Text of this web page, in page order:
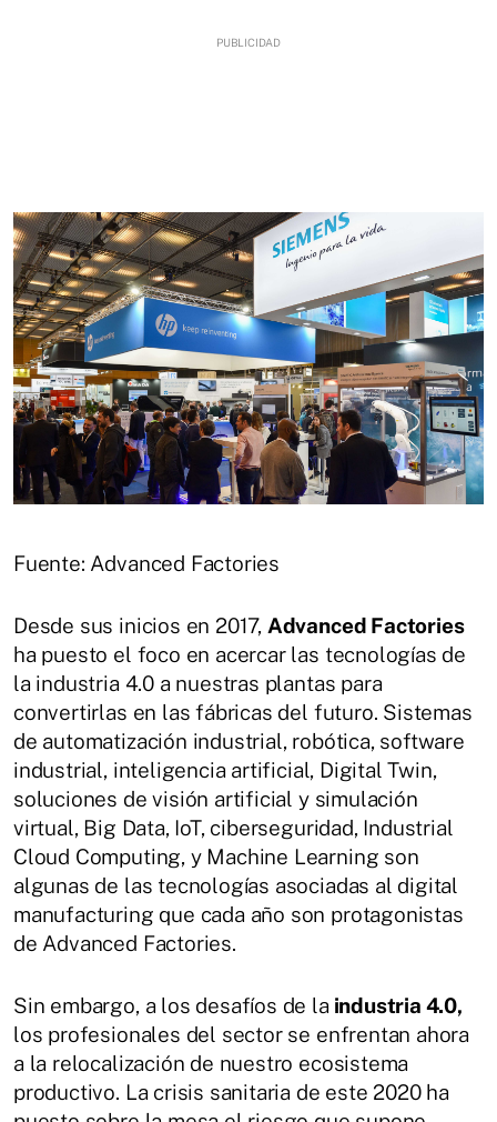
Fuente: Advanced Factories
Desde sus inicios en 2017, Advanced Factories
ha puesto el foco en acercar las tecnologías de
la industria 4.0 a nuestras plantas para
convertirlas en las fábricas del futuro. Sistemas
de automatización industrial, robótica, software
industrial, inteligencia artificial, Digital Twin,
soluciones de visión artificial y simulación
virtual, Big Data, IoT, ciberseguridad, Industrial
Cloud Computing, y Machine Learning son
algunas de las tecnologías asociadas al digital
manufacturing que cada año son protagonistas
de Advanced Factories.
Sin embargo, a los desafíos de la industria 4.0,
los profesionales del sector se enfrentan ahora
a la relocalización de nuestro ecosistema
productivo. La crisis sanitaria de este 2020 ha